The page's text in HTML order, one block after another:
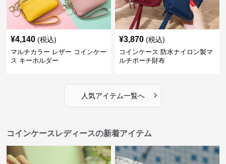
¥4,140 (税込)
マルチカラー レザー コインケー
ス キーホルダー
¥3,870 (税込)
コインケース 防水ナイロン製マ
ルチポーチ財布
人気アイテム一覧へ ›
コインケースレディースの新着アイテム